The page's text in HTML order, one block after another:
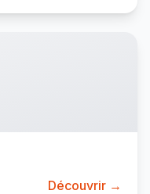
Découvrir →